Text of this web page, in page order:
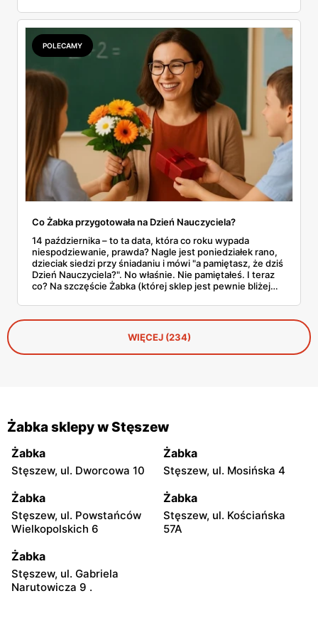
franczyzobiorców – Żabka przyspiesza i planuje otwierać
ponad tysiąc sklepów rocznie. Co to oznacza w praktyce
dla nas wszystkich?
POLECAMY
Co Żabka przygotowała na Dzień Nauczyciela?
14 października – to ta data, która co roku wypada
niespodziewanie, prawda? Nagle jest poniedziałek rano,
dzieciak siedzi przy śniadaniu i mówi "a pamiętasz, że dziś
Dzień Nauczyciela?". No właśnie. Nie pamiętałeś. I teraz
co? Na szczęście Żabka (której sklep jest pewnie bliżej
ofertę na tę okazję. Od Kit Kata za 7,50 zł po Ferrero za 33
złote. Sprawdzamy, co warto rzucić do koszyka, zanim
dotrze do ciebie, że znowu zapomniałeś o ważnym dniu.
WIĘCEJ (234)
Żabka sklepy w Stęszew
Żabka
Stęszew, ul. Dworcowa 10
Żabka
Stęszew, ul. Mosińska 4
Żabka
Stęszew, ul. Powstańców
Wielkopolskich 6
Żabka
Stęszew, ul. Kościańska
57A
Żabka
Stęszew, ul. Gabriela
Narutowicza 9 .